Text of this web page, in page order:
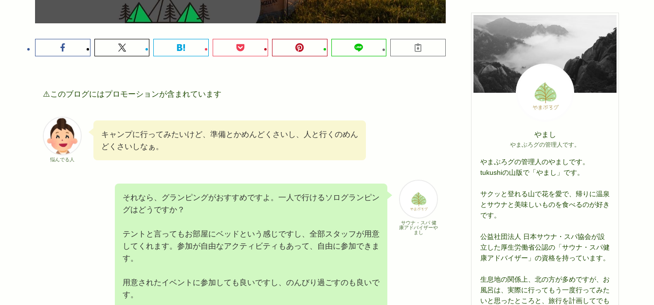
⚠️このブログにはプロモーションが含まれています
悩んでる人
キャンプに行ってみたいけど、準備とかめんどくさいし、人と行くのめん
どくさいしなぁ。
サウナ・スパ 健
康アドバイザーや
まし
それなら、グランピングがおすすめですよ。一人で行けるソログランピン
グはどうですか？
テントと言ってもお部屋にベッドという感じですし、全部スタッフが用意
してくれます。参加が自由なアクティビティもあって、自由に参加できま
す。
用意されたイベントに参加しても良いですし、のんびり過ごすのも良いで
す。
やまし
やまぶろグの管理人です。
やまぶろグの管理人のやましです。
tukushiの山版で「やまし」です。
サクッと登れる山で花を愛で、帰りに温泉
とサウナと美味しいものを食べるのが好き
です。
公益社団法人 日本サウナ・スパ協会が設
立した厚生労働省公認の「サウナ・スパ健
康アドバイザー」の資格を持っています。
生息地の関係上、北の方が多めですが、お
風呂は、実際に行ってもう一度行ってみた
いと思ったところと、旅行を計画してでも